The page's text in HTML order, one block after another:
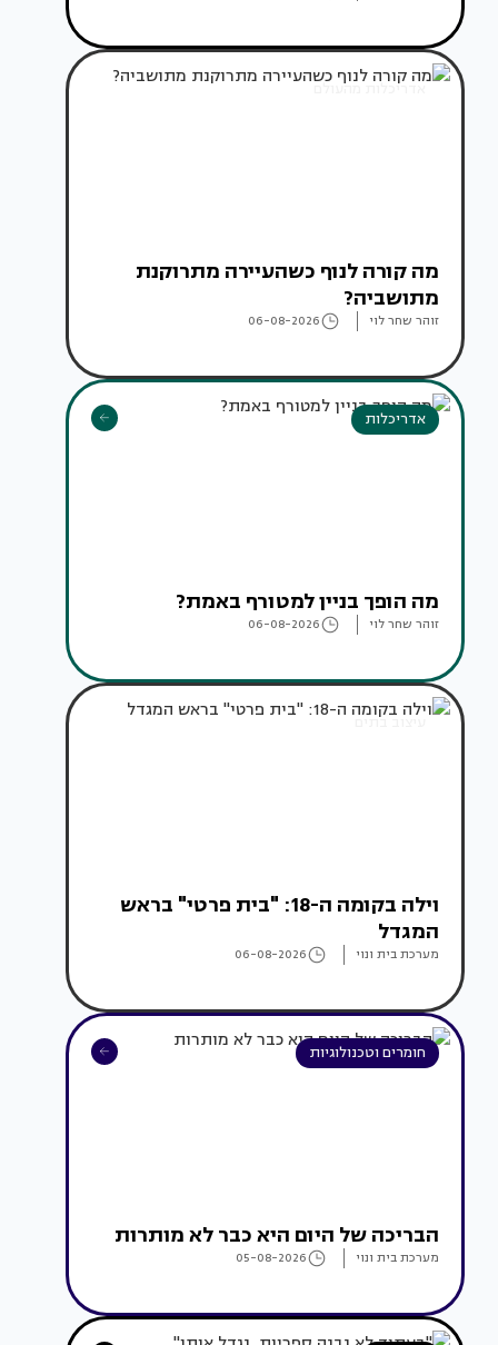
אדריכלות מהעולם
מה קורה לנוף כשהעיירה מתרוקנת
מתושביה?
זוהר שחר לוי 06-08-2026
אדריכלות
מה הופך בניין למטורף באמת?
זוהר שחר לוי 06-08-2026
עיצוב בתים
וילה בקומה ה-18: "בית פרטי" בראש
המגדל
מערכת בית ונוי 06-08-2026
חומרים וטכנולוגיות
הבריכה של היום היא כבר לא מותרות
מערכת בית ונוי 05-08-2026